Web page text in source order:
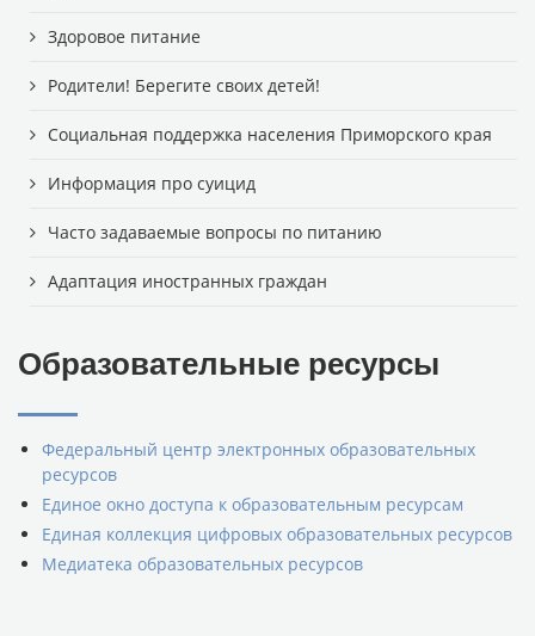
Здоровое питание
Родители! Берегите своих детей!
Cоциальная поддержка населения Приморского края
Информация про суицид
Часто задаваемые вопросы по питанию
Адаптация иностранных граждан
Образовательные ресурсы
Федеральный центр электронных образовательных
ресурсов
Единое окно доступа к образовательным ресурсам
Единая коллекция цифровых образовательных ресурсов
Медиатека образовательных ресурсов